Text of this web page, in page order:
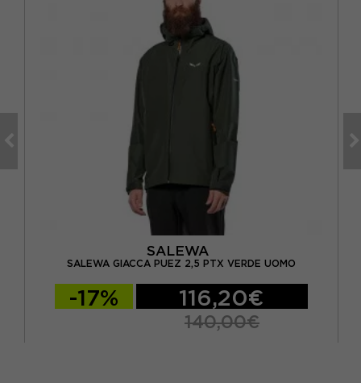
SALEWA
SALEWA GIACCA PUEZ 2,5 PTX VERDE UOMO
-17% 116,20€
140,00€